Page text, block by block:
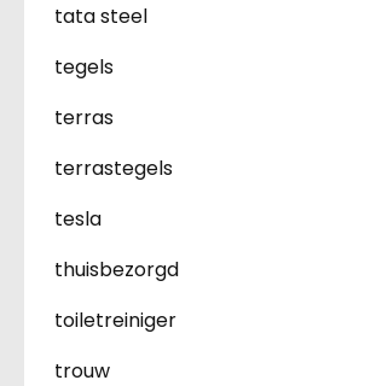
tata steel
tegels
terras
terrastegels
tesla
thuisbezorgd
toiletreiniger
trouw